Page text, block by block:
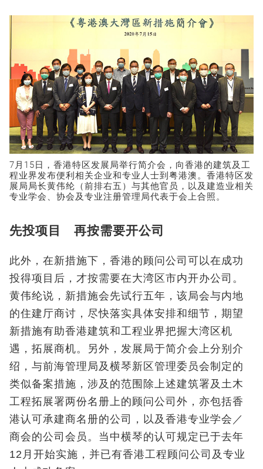
7月15日，香港特区发展局举行简介会，向香港的建筑及工
程业界发布便利相关企业和专业人士到粤港澳。香港特区发
展局局长黄伟纶（前排右五）与其他官员，以及建造业相关
专业学会、协会及专业注册管理局代表于会上合照。
先投项目 再按需要开公司
此外，在新措施下，香港的顾问公司可以在成功
投得项目后，才按需要在大湾区市内开办公司。
黄伟纶说，新措施会先试行五年，该局会与内地
的住建厅商讨，尽快落实具体安排和细节，期望
新措施有助香港建筑和工程业界把握大湾区机
遇，拓展商机。另外，发展局于简介会上分别介
绍，与前海管理局及横琴新区管理委员会制定的
类似备案措施，涉及的范围除上述建筑署及土木
工程拓展署两份名册上的顾问公司外，亦包括香
港认可承建商名册的公司，以及香港专业学会／
商会的公司会员。当中横琴的认可规定已于去年
12月开始实施，并已有香港工程顾问公司及专业